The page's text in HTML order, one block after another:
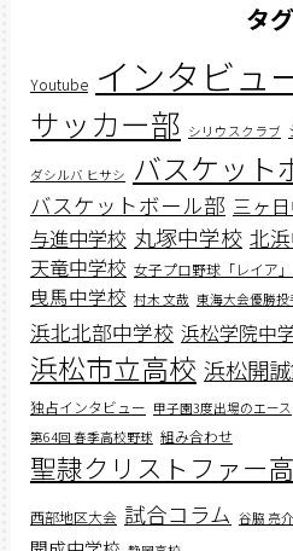
タグ
Youtube インタビュ
サッカー部 シリウスクラブ
ダシルバ ヒサシ バスケット
バスケットボール部 三ヶ
与進中学校 丸塚中学校 北
天竜中学校 女子プロ野球「レイア」
曳馬中学校 村木 文哉 東海大会優勝投
浜北北部中学校 浜松学院中
浜松市立高校 浜松開
独占インタビュー 甲子園3度出場のエース
第64回 春季高校野球 組み合わせ
聖隷クリストファー
西部地区大会 試合コラム 谷脇 亮介